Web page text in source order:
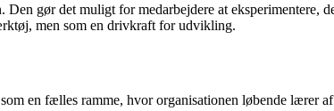
gør det muligt for medarbejdere at eksperimentere,
men som en drivkraft for udvikling.
en fælles ramme, hvor organisationen løbende lærer